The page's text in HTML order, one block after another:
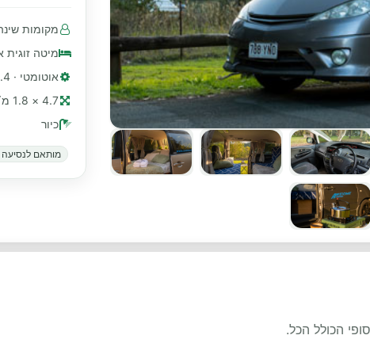
מקומות שינה 2 · מושבים עם חגורות בטיחות 2
מיטה זוגית
אוטומטי · 2.4 ליטר, בנזין נטול עופרת
4.7 × 1.8 מ׳ (≈ 15 רגל)
כיור
מותאם לנסיעה
הכולל הכל.